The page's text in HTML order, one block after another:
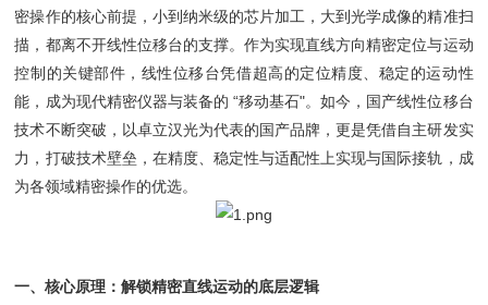
密操作的核心前提，小到纳米级的芯片加工，大到光学成像的精准扫
描，都离不开线性位移台的支撑。作为实现直线方向精密定位与运动
控制的关键部件，线性位移台凭借超高的定位精度、稳定的运动性
能，成为现代精密仪器与装备的 “移动基石"。如今，国产线性位移台
技术不断突破，以卓立汉光为代表的国产品牌，更是凭借自主研发实
力，打破技术壁垒，在精度、稳定性与适配性上实现与国际接轨，成
为各领域精密操作的优选。
一、核心原理：解锁精密直线运动的底层逻辑